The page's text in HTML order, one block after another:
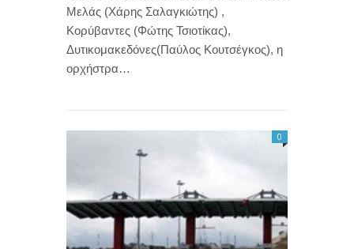
Μελάς (Χάρης Σαλαγκιώτης) ,
Κορύβαντες (Φώτης Τσιοτίκας),
Δυτικομακεδόνες(Παύλος Κουτσέγκος), η
ορχήστρα…
0